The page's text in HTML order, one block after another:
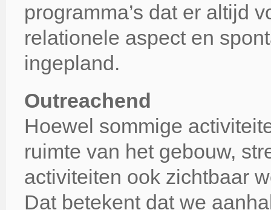
programma’s dat er altijd
relationele aspect en
ingepland.
Outreachend
Hoewel sommige
ruimte van het gebouw,
activiteiten ook zichtbaar
Dat betekent dat we